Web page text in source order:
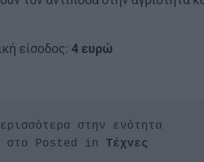
είσοδος: 4 ευρώ
στην ενότητα
στο Posted in Τέχνες